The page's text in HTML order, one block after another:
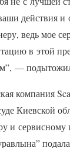
действия
ведь мое
в этой
—
компания
Киевской
и